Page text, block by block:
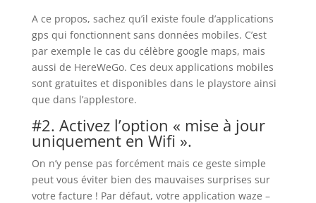
A ce propos, sachez qu’il existe foule d’applications
gps qui fonctionnent sans données mobiles. C’est
par exemple le cas du célèbre google maps, mais
aussi de HereWeGo. Ces deux applications mobiles
sont gratuites et disponibles dans le playstore ainsi
que dans l’applestore.
#2. Activez l’option « mise à jour
uniquement en Wifi ».
On n’y pense pas forcément mais ce geste simple
peut vous éviter bien des mauvaises surprises sur
votre facture ! Par défaut, votre application waze –